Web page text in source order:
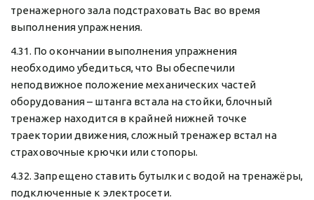
тренажерного зала подстраховать Вас во время
выполнения упражнения.
4.31. По окончании выполнения упражнения
необходимо убедиться, что Вы обеспечили
неподвижное положение механических частей
оборудования – штанга встала на стойки, блочный
тренажер находится в крайней нижней точке
траектории движения, сложный тренажер встал на
страховочные крючки или стопоры.
4.32. Запрещено ставить бутылки с водой на тренажёры,
подключенные к электросети.